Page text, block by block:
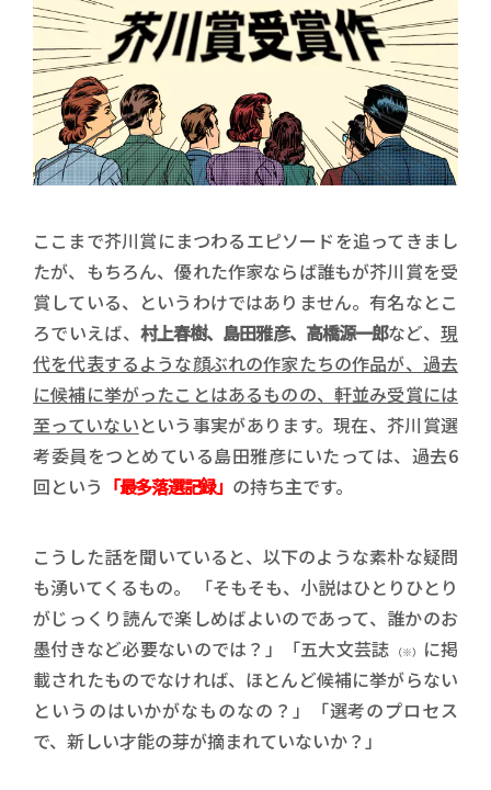
ここまで芥川賞にまつわるエピソードを追ってきまし
たが、もちろん、優れた作家ならば誰もが芥川賞を受
賞している、というわけではありません。有名なとこ
ろでいえば、村上春樹、島田雅彦、高橋源一郎など、 現
代を代表するような顔ぶれの作家たちの作品が、過去
に候補に挙がったことはあるものの、軒並み受賞には
至っていないという事実があります。現在、芥川賞選
考委員をつとめている島田雅彦にいたっては、過去6
回という 「最多落選記録」 の持ち主です。
こうした話を聞いていると、以下のような素朴な疑問
も湧いてくるもの。 「そもそも、小説はひとりひとり
がじっくり読んで楽しめばよいのであって、誰かのお
墨付きなど必要ないのでは？」「五大文芸誌 （※）
に掲
載されたものでなければ、ほとんど候補に挙がらない
というのはいかがなものなの？」「選考のプロセス
で、新しい才能の芽が摘まれていないか？」